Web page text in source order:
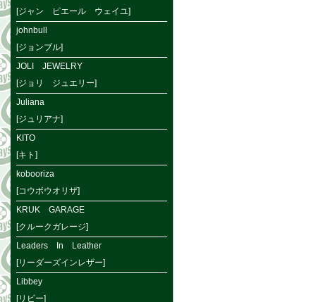
[ジャン ピエール ウェイユ]
johnbull
[ジョンブル]
JOLI JEWELRY
[ジョリ ジュエリー]
Juliana
[ジュリアナ]
KITO
[キト]
kobooriza
[コウボウオリザ]
KRUK GARAGE
[クルークガレージ]
Leaders In Leather
[リーダーズインレザー]
Libbey
[リビー]